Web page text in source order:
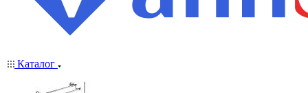
Каталог